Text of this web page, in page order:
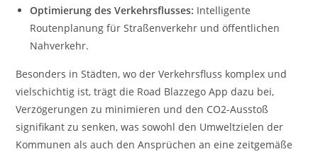
Optimierung des Verkehrsflusses: Intelligente
Routenplanung für Straßenverkehr und öffentlichen
Nahverkehr.
Besonders in Städten, wo der Verkehrsfluss komplex und
vielschichtig ist, trägt die Road Blazzego App dazu bei,
Verzögerungen zu minimieren und den CO2-Ausstoß
signifikant zu senken, was sowohl den Umweltzielen der
Kommunen als auch den Ansprüchen an eine zeitgemäße